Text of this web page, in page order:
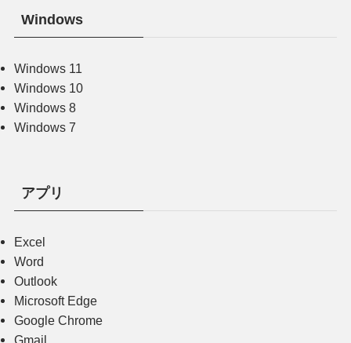
Windows
Windows 11
Windows 10
Windows 8
Windows 7
アプリ
Excel
Word
Outlook
Microsoft Edge
Google Chrome
Gmail